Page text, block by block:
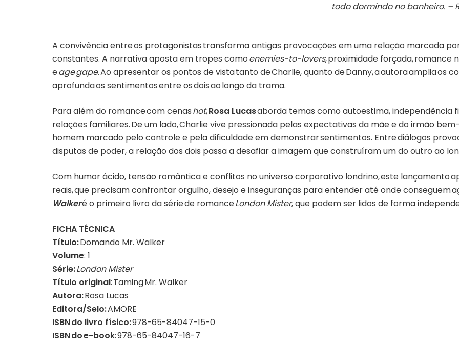
todo dormindo no banheiro. –
A convivência entre os protagonistas transforma antigas provocações em uma relação marcada
constantes. A narrativa aposta em tropes comoenemies-to-lovers, proximidade forçada, romance
eage gape. Ao apresentar os pontos de vista tanto de Charlie, quanto de Danny, a autora amplia os
aprofunda os sentimentos entre os dois ao longo da trama.
Para além do romance com cenashot,Rosa Lucasaborda temas como autoestima, independência
relações familiares. De um lado, Charlie vive pressionada pelas expectativas da mãe e do irmão
homem marcado pelo controle e pela dificuldade em demonstrar sentimentos. Entre diálogos
disputas de poder, a relação dos dois passa a desafiar a imagem que construíram um do outro ao
Com humor ácido, tensão romântica e conflitos no universo corporativo londrino, este lançamento
reais, que precisam confrontar orgulho, desejo e inseguranças para entender até onde conseguem
Walkeré o primeiro livro da série de romanceLondon Mister, que podem ser lidos de forma
FICHA TÉCNICA
Título:Domando Mr. Walker
Volume: 1
Série:London Mister
Título original: Taming Mr. Walker
Autora:Rosa Lucas
Editora/Selo:AMORE
ISBN do livro físico:978-65-84047-15-0
ISBN do e-book: 978-65-84047-16-7